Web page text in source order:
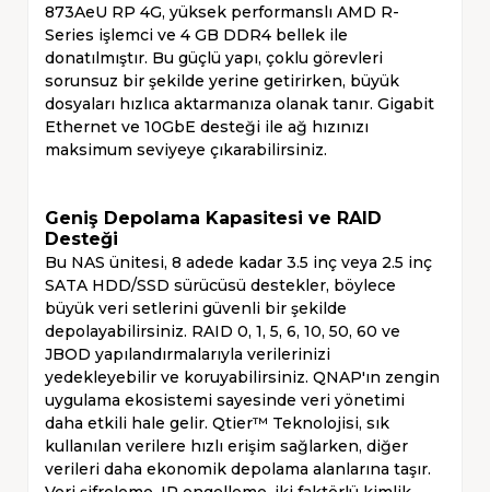
873AeU RP 4G, yüksek performanslı AMD R-
Series işlemci ve 4 GB DDR4 bellek ile
donatılmıştır. Bu güçlü yapı, çoklu görevleri
sorunsuz bir şekilde yerine getirirken, büyük
dosyaları hızlıca aktarmanıza olanak tanır. Gigabit
Ethernet ve 10GbE desteği ile ağ hızınızı
maksimum seviyeye çıkarabilirsiniz.
Geniş Depolama Kapasitesi ve RAID
Desteği
Bu NAS ünitesi, 8 adede kadar 3.5 inç veya 2.5 inç
SATA HDD/SSD sürücüsü destekler, böylece
büyük veri setlerini güvenli bir şekilde
depolayabilirsiniz. RAID 0, 1, 5, 6, 10, 50, 60 ve
JBOD yapılandırmalarıyla verilerinizi
yedekleyebilir ve koruyabilirsiniz. QNAP'ın zengin
uygulama ekosistemi sayesinde veri yönetimi
daha etkili hale gelir. Qtier™ Teknolojisi, sık
kullanılan verilere hızlı erişim sağlarken, diğer
verileri daha ekonomik depolama alanlarına taşır.